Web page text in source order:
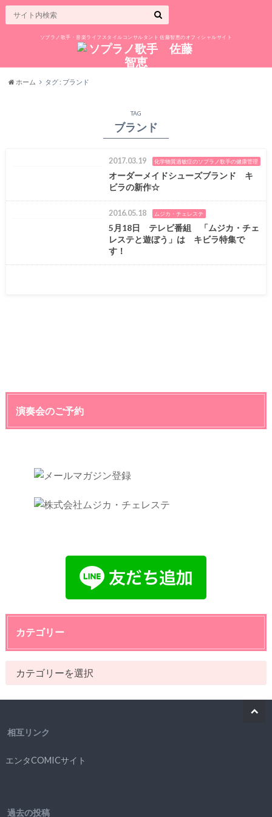
ソプラノ歌手・音楽ライフスタイルコンサルタント 佐藤智恵のオフィシャルサイト
ホーム タグ : ブランド
TAG
ブランド
2017.03.19 化学物質過敏症のソプラノ歌手の健康管理
オーダーメイドシューズブランド キ
ビラの新作☆
2016.05.18 ムジカ・チェレステ
5月18日 テレビ番組 「ムジカ・チェ
レステと遊ぼう」は キビラ特集で
す！
演奏会のご予約
カテゴリー
相互リンク
エンタCOMICサイト
過去の投稿